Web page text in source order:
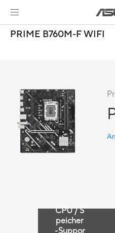
PRIME B760M-F WIFI
CPU / S
peicher
-Suppor